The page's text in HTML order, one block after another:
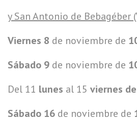
y San Antonio de Bebagéber
Viernes 8 de noviembre de
Sábado 9 de noviembre de
Del 11 lunes al 15 viernes
Sábado 16 de noviembre de